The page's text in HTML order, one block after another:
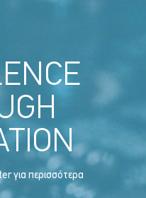
για περισσότερα